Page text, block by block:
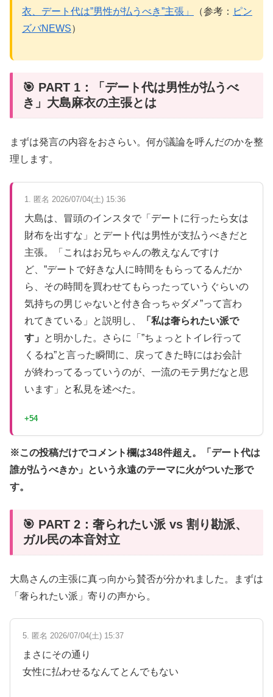
衣、デート代は”男性が払うべき”主張」
（参考： ピン
ズバNEWS）
🎯 PART 1：「デート代は男性が払うべ
き」大島麻衣の主張とは
まずは発言の内容をおさらい。何が議論を呼んだのかを整
理します。
1. 匿名 2026/07/04(土) 15:36
大島は、冒頭のインスタで「デートに行ったら女は
財布を出すな」とデート代は男性が支払うべきだと
主張。「これはお兄ちゃんの教えなんですけ
ど、”デートで好きな人に時間をもらってるんだか
ら、その時間を買わせてもらったっていうぐらいの
気持ちの男じゃないと付き合っちゃダメ”って言わ
れてきている」と説明し、
「私は奢られたい派で
す」
と明かした。さらに「”ちょっとトイレ行って
くるね”と言った瞬間に、戻ってきた時にはお会計
が終わってるっていうのが、一流のモテ男だなと思
います」と私見を述べた。
+54
※この投稿だけでコメント欄は348件超え。「デート代は
誰が払うべきか」という永遠のテーマに火がついた形で
す。
🎯 PART 2：奢られたい派 vs 割り勘派、
ガル民の本音対立
大島さんの主張に真っ向から賛否が分かれました。まずは
「奢られたい派」寄りの声から。
5. 匿名 2026/07/04(土) 15:37
まさにその通り
女性に払わせるなんてとんでもない